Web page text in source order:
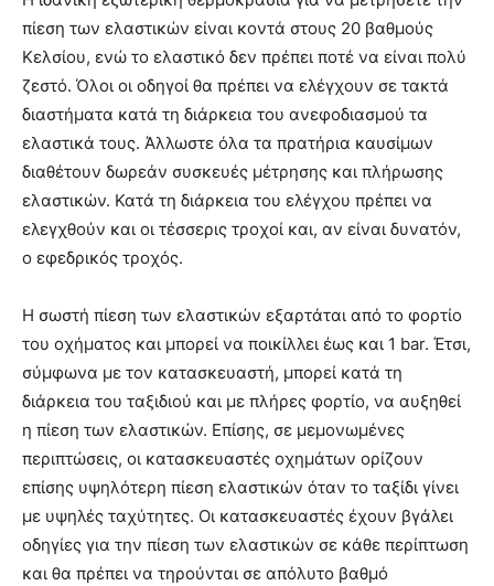
πίεση των ελαστικών είναι κοντά στους 20 βαθμούς
Κελσίου, ενώ το ελαστικό δεν πρέπει ποτέ να είναι πολύ
ζεστό. Όλοι οι οδηγοί θα πρέπει να ελέγχουν σε τακτά
διαστήματα κατά τη διάρκεια του ανεφοδιασμού τα
ελαστικά τους. Άλλωστε όλα τα πρατήρια καυσίμων
διαθέτουν δωρεάν συσκευές μέτρησης και πλήρωσης
ελαστικών. Κατά τη διάρκεια του ελέγχου πρέπει να
ελεγχθούν και οι τέσσερις τροχοί και, αν είναι δυνατόν,
ο εφεδρικός τροχός.
Η σωστή πίεση των ελαστικών εξαρτάται από το φορτίο
του οχήματος και μπορεί να ποικίλλει έως και 1 bar. Έτσι,
σύμφωνα με τον κατασκευαστή, μπορεί κατά τη
διάρκεια του ταξιδιού και με πλήρες φορτίο, να αυξηθεί
η πίεση των ελαστικών. Επίσης, σε μεμονωμένες
περιπτώσεις, οι κατασκευαστές οχημάτων ορίζουν
επίσης υψηλότερη πίεση ελαστικών όταν το ταξίδι γίνει
με υψηλές ταχύτητες. Οι κατασκευαστές έχουν βγάλει
οδηγίες για την πίεση των ελαστικών σε κάθε περίπτωση
και θα πρέπει να τηρούνται σε απόλυτο βαθμό